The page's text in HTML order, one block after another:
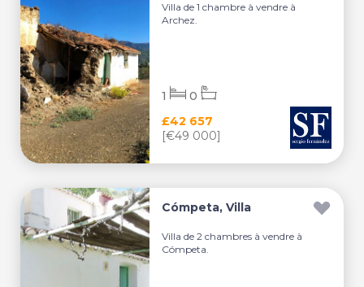
Villa de 1 chambre à vendre à
Archez.
£42 657
[€49 000]
1 0
Cómpeta, Villa
Villa de 2 chambres à vendre à
Cómpeta.